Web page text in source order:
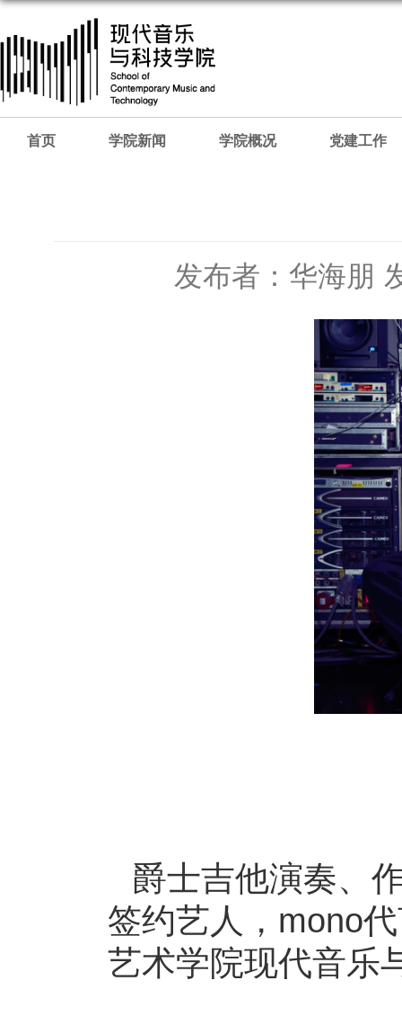
首页 学院新闻 学院概况 党建工作
发布者：华海朋
爵⼠吉他演奏、
签约艺人，mono
艺术学院现代音乐